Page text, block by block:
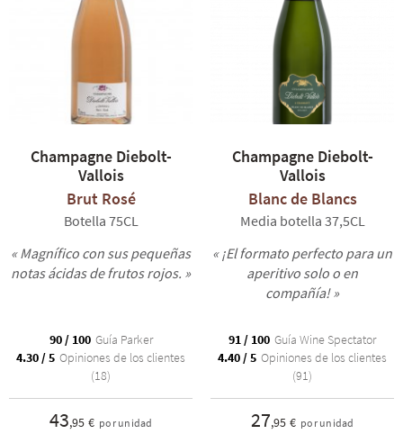
El Chardonnay es la variedad reina de la gama Diebolt-Vallois y se
encuentra especialmente en el
Blanc de Blancs
, una cuvée tensa,
saber hacer de Diebolt-Vallois, con aromas más tostados y
afrutados. Es una cuvée generosa y equilibrada. Por último, el
simplemente alabada por los mejores expertos, que la clasifican
entre los mejores champanes del mundo.
Champagne Diebolt-
Vallois
Brut Rosé
Botella 75CL
« Magnífico con sus pequeñas
notas ácidas de frutos rojos. »
90 / 100 Guía Parker
4.30 / 5 Opiniones de los clientes
(18)
43,95 € por unidad
Champagne Diebolt-
Vallois
Blanc de Blancs
Media botella 37,5CL
« ¡El formato perfecto para un
aperitivo solo o en
compañía! »
91 / 100 Guía Wine Spectator
4.40 / 5 Opiniones de los clientes
(91)
27,95 € por unidad